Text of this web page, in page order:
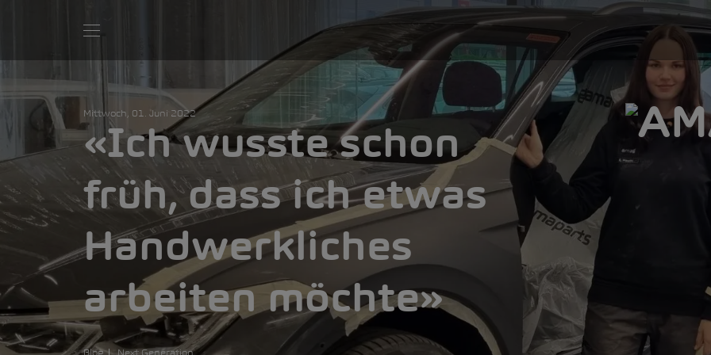
Mittwoch, 01. Juni 2022
«Ich wusste schon
früh, dass ich etwas
Handwerkliches
arbeiten möchte»
Blog Next Generation